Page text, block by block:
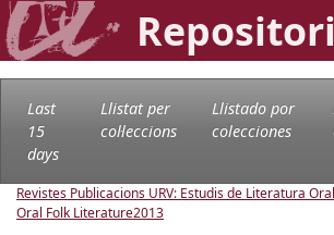
Last
15
days
Llistat per
col·leccions
Llistado por
colecciones
Revistes Publicacions URV: Estudis de Literatura
Oral Folk Literature2013